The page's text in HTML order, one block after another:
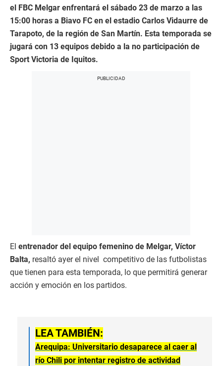
el FBC Melgar enfrentará el sábado 23 de marzo a las
15:00 horas a Biavo FC en el estadio Carlos Vidaurre de
Tarapoto, de la región de San Martín. Esta temporada se
jugará con 13 equipos debido a la no participación de
Sport Victoria de Iquitos.
El entrenador del equipo femenino de Melgar, Víctor
Balta, resaltó ayer el nivel competitivo de las futbolistas
que tienen para esta temporada, lo que permitirá generar
acción y emoción en los partidos.
LEA TAMBIÉN:
Arequipa: Universitario desaparece al caer al
río Chili por intentar registro de actividad